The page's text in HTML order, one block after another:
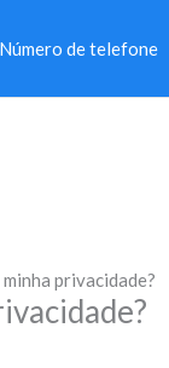
Número de telefone
privacidade?